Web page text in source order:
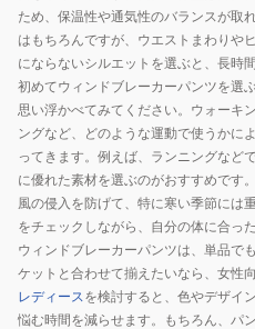
ため、保温性や通気性のバランスが取
はもちろんですが、ウエストまわりや
にならないシルエットを選ぶと、長時
初めてウィンドブレーカーパンツを選
思い浮かべてみてください。ウォーキ
ングなど、どのような運動で使うかに
ってきます。例えば、ランニングなど
に優れた素材を選ぶのがおすすめです
風の侵入を防げて、特に寒い季節には
をチェックしながら、自分の体に合っ
ウィンドブレーカーパンツは、単品で
ケットと合わせて揃えたいなら、女性
レディースを検討すると、色やデザイ
悩む時間を減らせます。もちろん、パ